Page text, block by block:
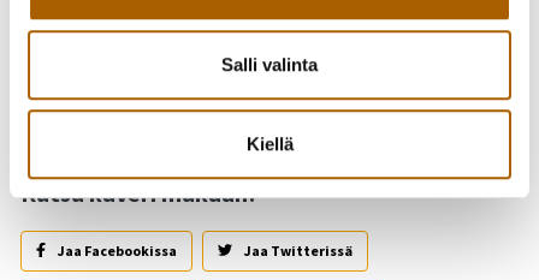
Salli valinta
Kiellä
Asiasanat
Kutsu kaveri mukaan!
Jaa Facebookissa Jaa Twitterissä